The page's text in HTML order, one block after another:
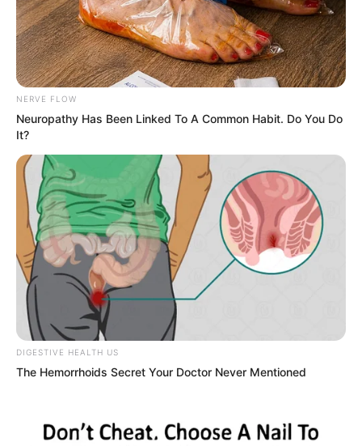
Arthrologist Begs To Stop Buying Knee
Braces - Do This Instead
Neuropathy Has Been Linked To A
Common Habit. Do You Do It?
NERVE FLOW